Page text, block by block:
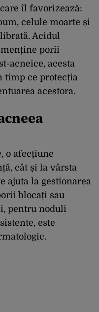
îl favorizează:
celule moarte și
Acidul
porii
acneice, acesta
timp ce protecția
acestora.
o afecțiune
cât și la vârsta
ajuta la gestionarea
blocați sau
pentru noduli
este